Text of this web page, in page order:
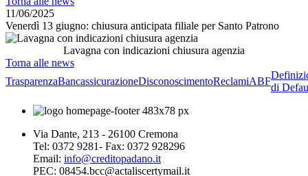
11/06/2025
Venerdì 13 giugno: chiusura anticipata filiale per Santo Patrono
Lavagna con indicazioni chiusura agenzia
Torna alle news
TrasparenzaBancassicurazioneDisconoscimentoReclamiABF
di
Via Dante, 213 - 26100 Cremona
Tel: 0372 9281- Fax: 0372 928296
Email: info@creditopadano.it
PEC: 08454.bcc@actaliscertymail.it